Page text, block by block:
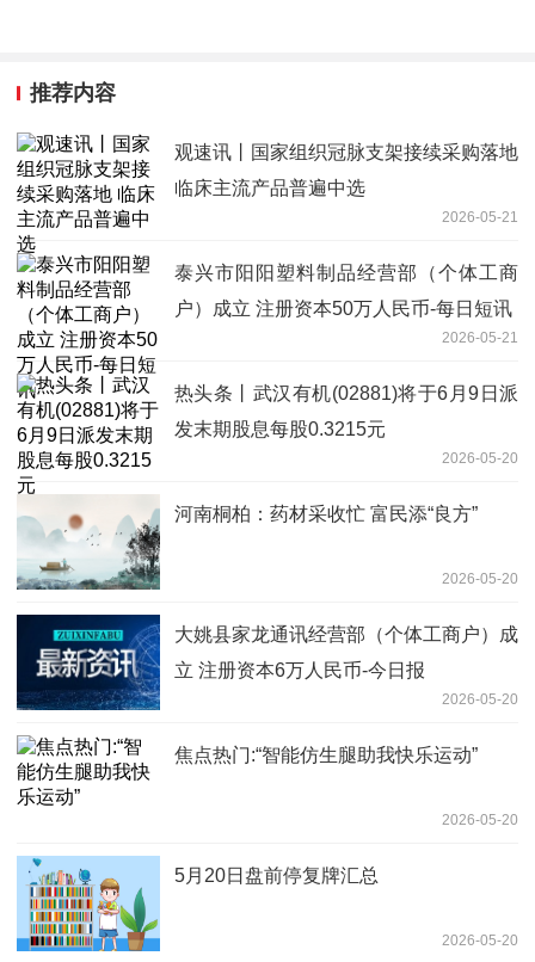
推荐内容
观速讯丨国家组织冠脉支架接续采购落地
临床主流产品普遍中选
2026-05-21
泰兴市阳阳塑料制品经营部（个体工商
户）成立 注册资本50万人民币-每日短讯
2026-05-21
热头条丨武汉有机(02881)将于6月9日派
发末期股息每股0.3215元
2026-05-20
河南桐柏：药材采收忙 富民添“良方”
2026-05-20
大姚县家龙通讯经营部（个体工商户）成
立 注册资本6万人民币-今日报
2026-05-20
焦点热门:“智能仿生腿助我快乐运动”
2026-05-20
5月20日盘前停复牌汇总
2026-05-20